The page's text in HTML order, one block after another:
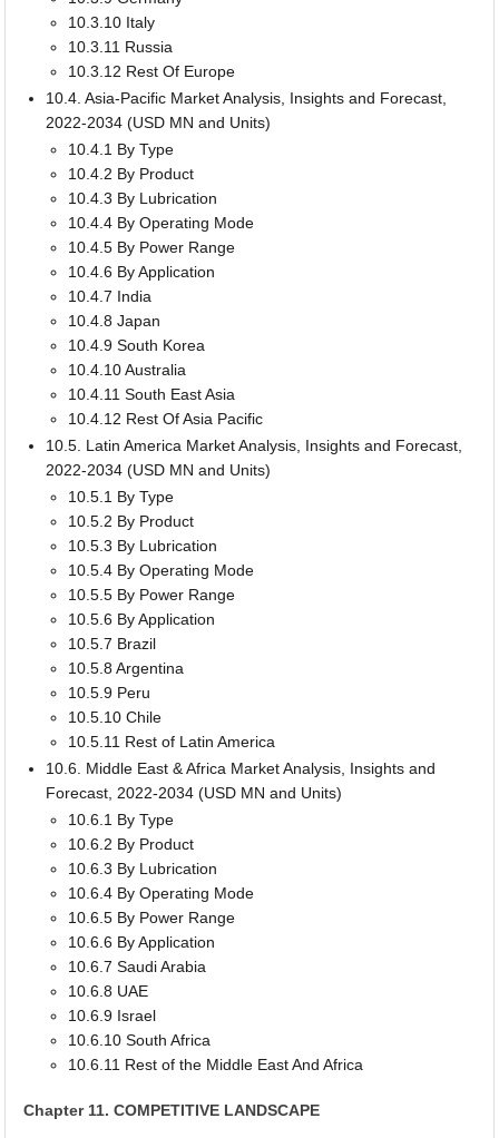
10.3.10 Italy
10.3.11 Russia
10.3.12 Rest Of Europe
10.4. Asia-Pacific Market Analysis, Insights and Forecast,
2022-2034 (USD MN and Units)
10.4.1 By Type
10.4.2 By Product
10.4.3 By Lubrication
10.4.4 By Operating Mode
10.4.5 By Power Range
10.4.6 By Application
10.4.7 India
10.4.8 Japan
10.4.9 South Korea
10.4.10 Australia
10.4.11 South East Asia
10.4.12 Rest Of Asia Pacific
10.5. Latin America Market Analysis, Insights and Forecast,
2022-2034 (USD MN and Units)
10.5.1 By Type
10.5.2 By Product
10.5.3 By Lubrication
10.5.4 By Operating Mode
10.5.5 By Power Range
10.5.6 By Application
10.5.7 Brazil
10.5.8 Argentina
10.5.9 Peru
10.5.10 Chile
10.5.11 Rest of Latin America
10.6. Middle East & Africa Market Analysis, Insights and
Forecast, 2022-2034 (USD MN and Units)
10.6.1 By Type
10.6.2 By Product
10.6.3 By Lubrication
10.6.4 By Operating Mode
10.6.5 By Power Range
10.6.6 By Application
10.6.7 Saudi Arabia
10.6.8 UAE
10.6.9 Israel
10.6.10 South Africa
10.6.11 Rest of the Middle East And Africa
Chapter 11. COMPETITIVE LANDSCAPE